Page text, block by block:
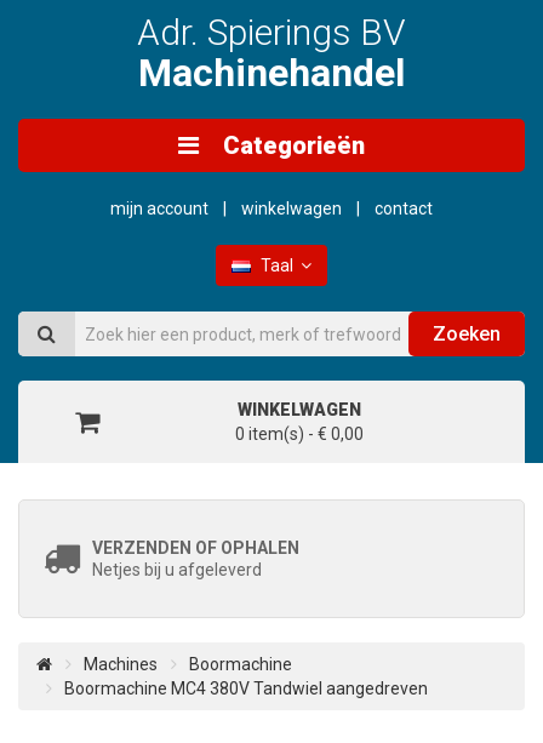
Adr. Spierings BV
Machinehandel
Categorieën
mijn account winkelwagen contact
Taal
Zoeken
WINKELWAGEN
0 item(s) - € 0,00
VERZENDEN OF OPHALEN
Netjes bij u afgeleverd
Machines
Boormachine
Boormachine MC4 380V Tandwiel aangedreven